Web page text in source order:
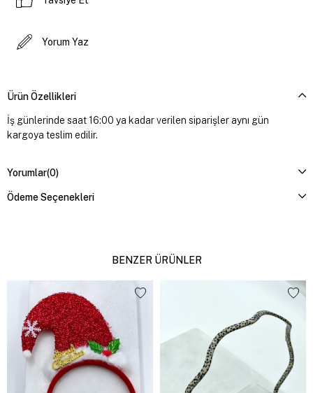
Yorum Yaz
Ürün Özellikleri
İş günlerinde saat 16:00 ya kadar verilen siparişler aynı gün
kargoya teslim edilir.
Yorumlar(0)
Ödeme Seçenekleri
BENZER ÜRÜNLER